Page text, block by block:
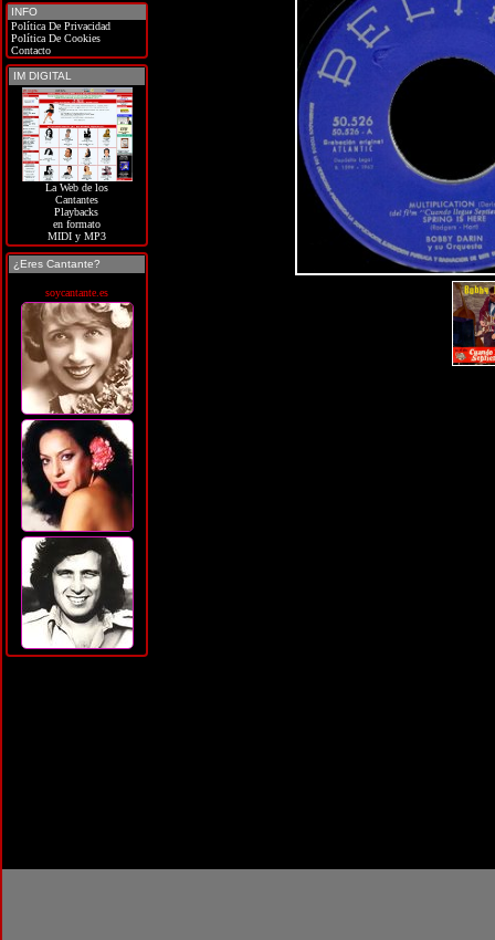
INFO
Política De Privacidad
Política De Cookies
Contacto
IM DIGITAL
La Web de los
Cantantes
Playbacks
en formato
MIDI y MP3
¿Eres Cantante?
soycantante.es